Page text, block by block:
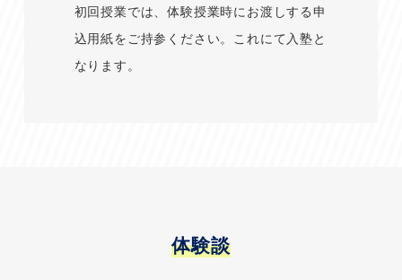
初回授業では、体験授業時にお渡しする申
込用紙をご持参ください。これにて入塾と
なります。
体験談